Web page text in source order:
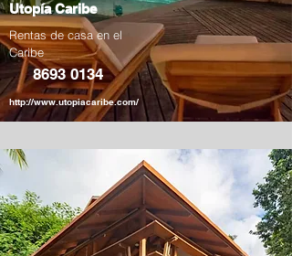
Utopía Caribe
Rentas de casa en el
Caribe
8693 0134
http://www.utopiacaribe.com/